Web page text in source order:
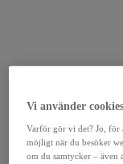
Vi använder cookies
Varför gör vi det? Jo, för
möjligt när du besöker
om du samtycker – även